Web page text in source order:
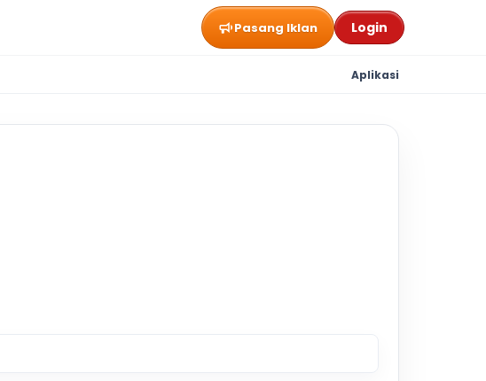
Pasang Iklan Login
Aplikasi